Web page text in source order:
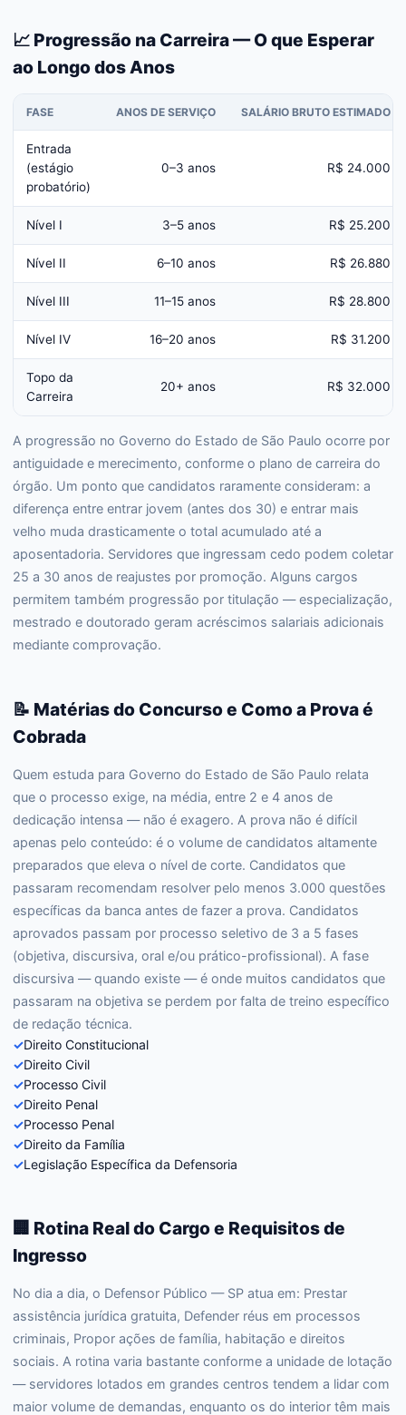
📈 Progressão na Carreira — O que Esperar
ao Longo dos Anos
FASE ANOS DE SERVIÇO SALÁRIO BRUTO ESTIMADO
Entrada
(estágio
probatório)
0–3 anos R$ 24.000
Nível I 3–5 anos R$ 25.200
Nível II 6–10 anos R$ 26.880
Nível III 11–15 anos R$ 28.800
Nível IV 16–20 anos R$ 31.200
Topo da
Carreira
20+ anos R$ 32.000
A progressão no Governo do Estado de São Paulo ocorre por
antiguidade e merecimento, conforme o plano de carreira do
órgão. Um ponto que candidatos raramente consideram: a
diferença entre entrar jovem (antes dos 30) e entrar mais
velho muda drasticamente o total acumulado até a
aposentadoria. Servidores que ingressam cedo podem coletar
25 a 30 anos de reajustes por promoção. Alguns cargos
permitem também progressão por titulação — especialização,
mestrado e doutorado geram acréscimos salariais adicionais
mediante comprovação.
📝 Matérias do Concurso e Como a Prova é
Cobrada
Quem estuda para Governo do Estado de São Paulo relata
que o processo exige, na média, entre 2 e 4 anos de
dedicação intensa — não é exagero. A prova não é difícil
apenas pelo conteúdo: é o volume de candidatos altamente
preparados que eleva o nível de corte. Candidatos que
passaram recomendam resolver pelo menos 3.000 questões
específicas da banca antes de fazer a prova. Candidatos
aprovados passam por processo seletivo de 3 a 5 fases
(objetiva, discursiva, oral e/ou prático-profissional). A fase
discursiva — quando existe — é onde muitos candidatos que
passaram na objetiva se perdem por falta de treino específico
de redação técnica.
✓Direito Constitucional
✓Direito Civil
✓Processo Civil
✓Direito Penal
✓Processo Penal
✓Direito da Família
✓Legislação Específica da Defensoria
🏢 Rotina Real do Cargo e Requisitos de
Ingresso
No dia a dia, o Defensor Público — SP atua em: Prestar
assistência jurídica gratuita, Defender réus em processos
criminais, Propor ações de família, habitação e direitos
sociais. A rotina varia bastante conforme a unidade de lotação
— servidores lotados em grandes centros tendem a lidar com
maior volume de demandas, enquanto os do interior têm mais